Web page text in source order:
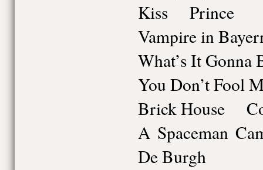
Kiss Prince
Vampire in
What’s It
You Don’t Fool
Brick House
A Spaceman
De Burgh